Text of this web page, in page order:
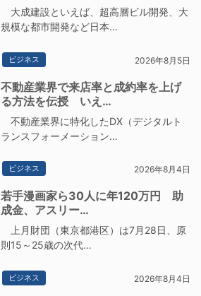
大成建設といえば、超高層ビル開発、大
規模な都市開発など日本…
ビジネス 2026年8月5日
不動産業界で来店率と成約率を上げ
る方法を伝授 いえ…
不動産業界に特化したDX（デジタルト
ランスフォーメーション…
ビジネス 2026年8月4日
若手漫画家ら30人に年120万円 助
成金、アスリー…
上月財団（東京都港区）は7月28日、原
則15～25歳の次代…
ビジネス 2026年8月4日